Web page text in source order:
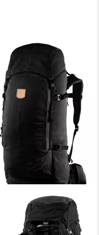
Rucksack Keb
293,96 €
349,95 €